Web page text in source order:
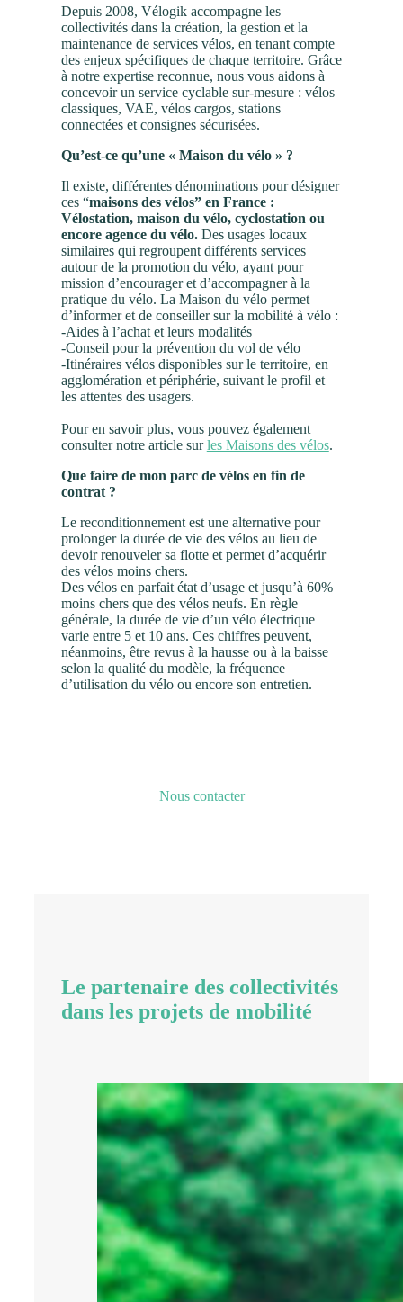
Depuis 2008, Vélogik accompagne les
collectivités dans la création, la gestion et la
maintenance de services vélos, en tenant compte
des enjeux spécifiques de chaque territoire. Grâce
à notre expertise reconnue, nous vous aidons à
concevoir un service cyclable sur-mesure : vélos
classiques, VAE, vélos cargos, stations
connectées et consignes sécurisées.
Qu’est-ce qu’une « Maison du vélo » ?
Il existe, différentes dénominations pour désigner
ces “maisons des vélos” en France :
Vélostation, maison du vélo, cyclostation ou
encore agence du vélo.Des usages locaux
similaires qui regroupent différents services
autour de la promotion du vélo, ayant pour
mission d’encourager et d’accompagner à la
pratique du vélo. La Maison du vélo permet
d’informer et de conseiller sur la mobilité à vélo :
-Aides à l’achat et leurs modalités
-Conseil pour la prévention du vol de vélo
-Itinéraires vélos disponibles sur le territoire, en
agglomération et périphérie, suivant le profil et
les attentes des usagers.
Pour en savoir plus, vous pouvez également
consulter notre article surles Maisons des vélos.
Que faire de mon parc de vélos en fin de
contrat ?
Le reconditionnement est une alternative pour
prolonger la durée de vie des vélos au lieu de
devoir renouveler sa flotte et permet d’acquérir
des vélos moins chers.
Des vélos en parfait état d’usage et jusqu’à 60%
moins chers que des vélos neufs. En règle
générale, la durée de vie d’un vélo électrique
varie entre 5 et 10 ans. Ces chiffres peuvent,
néanmoins, être revus à la hausse ou à la baisse
selon la qualité du modèle, la fréquence
d’utilisation du vélo ou encore son entretien.
Nous contacter
Le partenaire des collectivités
dans les projets de mobilité